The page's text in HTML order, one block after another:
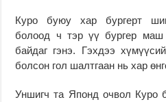
Куро буюу хар бургерт
болоод ч тэр үү бургер маш
байдаг гэнэ. Гэхдээ
болсон гол шалтгаан нь хар
Уншигч та Японд очвол Куро